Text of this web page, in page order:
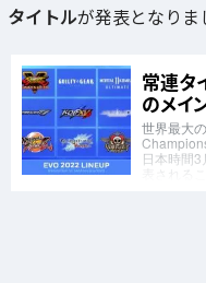
タイトルが発表となりま